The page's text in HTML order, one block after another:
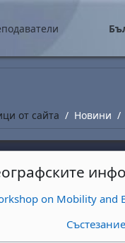
от сайта Новини
on Mobility and